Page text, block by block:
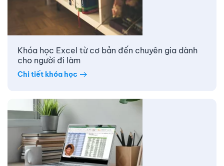
Khóa học Excel từ cơ bản đến chuyên gia dành
cho người đi làm
Chi tiết khóa học